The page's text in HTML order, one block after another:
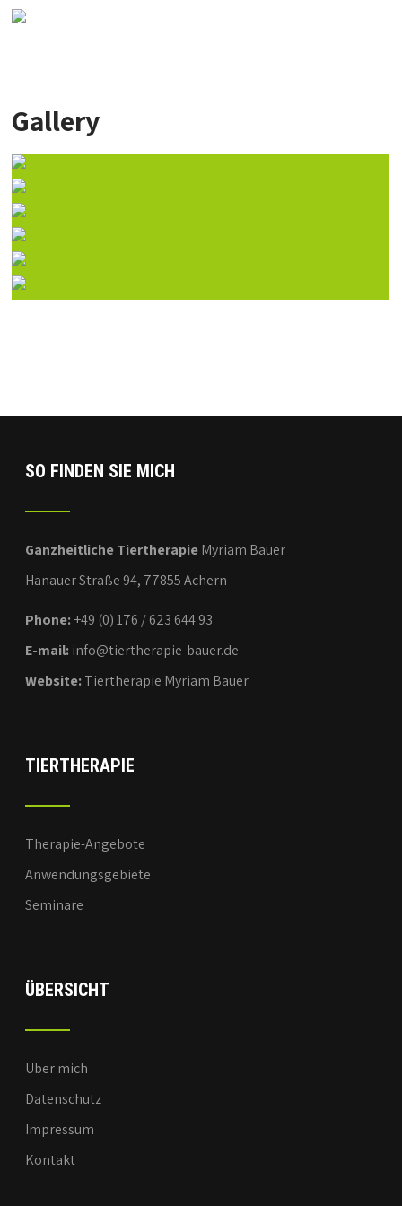
Gallery
SO FINDEN SIE MICH
Ganzheitliche TiertherapieMyriam Bauer
Hanauer Straße 94, 77855 Achern
Phone:+49 (0) 176 / 623 644 93
E-mail:info@tiertherapie-bauer.de
Website:Tiertherapie Myriam Bauer
TIERTHERAPIE
Therapie-Angebote
Anwendungsgebiete
Seminare
ÜBERSICHT
Über mich
Datenschutz
Impressum
Kontakt